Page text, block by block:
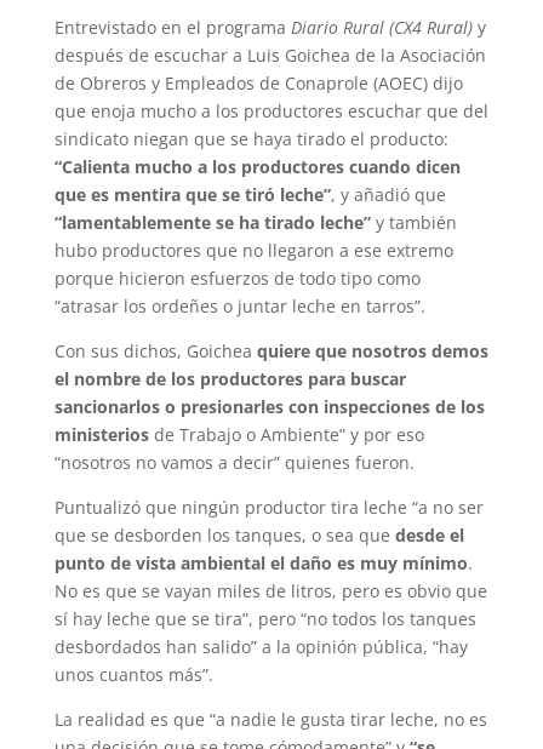
Entrevistado en el programa Diario Rural (CX4 Rural)y
después de escuchar a Luis Goichea de la Asociación
de Obreros y Empleados de Conaprole (AOEC) dijo
que enoja mucho a los productores escuchar que del
sindicato niegan que se haya tirado el producto:
“Calienta mucho a los productores cuando dicen
que es mentira que se tiró leche”, y añadió que
“lamentablemente se ha tirado leche”y también
hubo productores que no llegaron a ese extremo
porque hicieron esfuerzos de todo tipo como
“atrasar los ordeñes o juntar leche en tarros”.
Con sus dichos, Goichea quiere que nosotros demos
el nombre de los productores para buscar
sancionarlos o presionarles con inspecciones de los
ministeriosde Trabajo o Ambiente” y por eso
“nosotros no vamos a decir” quienes fueron.
Puntualizó que ningún productor tira leche “a no ser
que se desborden los tanques, o sea que desde el
punto de vista ambiental el daño es muy mínimo.
No es que se vayan miles de litros, pero es obvio que
sí hay leche que se tira”, pero “no todos los tanques
desbordados han salido” a la opinión pública, “hay
unos cuantos más”.
La realidad es que “a nadie le gusta tirar leche, no es